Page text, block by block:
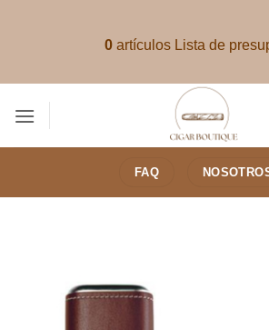
0artículos Lista de
FAQ